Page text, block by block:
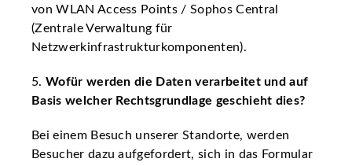
von WLAN Access Points / Sophos Central
(Zentrale Verwaltung für
Netzwerkinfrastrukturkomponenten).
5. Wofür werden die Daten verarbeitet und auf
Basis welcher Rechtsgrundlage geschieht dies?
Bei einem Besuch unserer Standorte, werden
Besucher dazu aufgefordert, sich in das Formular